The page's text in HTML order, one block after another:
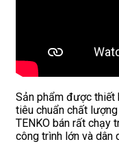
Sản phẩm được thiết
tiêu chuẩn chất
TENKO bán rất chạy
công trình lớn và dân